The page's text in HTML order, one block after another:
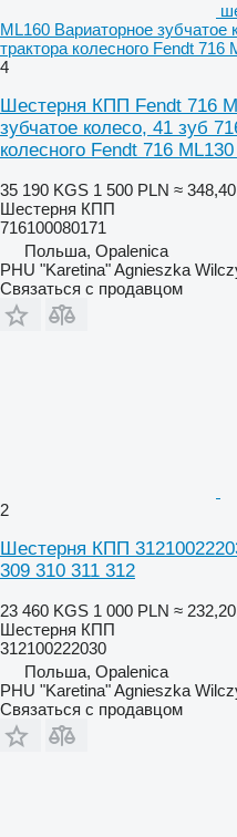
ML160 Вариаторное зубчатое
трактора колесного Fendt 716
4
Шестерня КПП Fendt 716
зубчатое колесо, 41 зуб
колесного Fendt 716
35 190 KGS 1 500 PLN ≈
Шестерня КПП
716100080171
Польша, Opalenica
PHU "Karetina" Agnieszka
Связаться с продавцом
2
Шестерня КПП
309 310 311 312
23 460 KGS 1 000 PLN ≈
Шестерня КПП
312100222030
Польша, Opalenica
PHU "Karetina" Agnieszka
Связаться с продавцом